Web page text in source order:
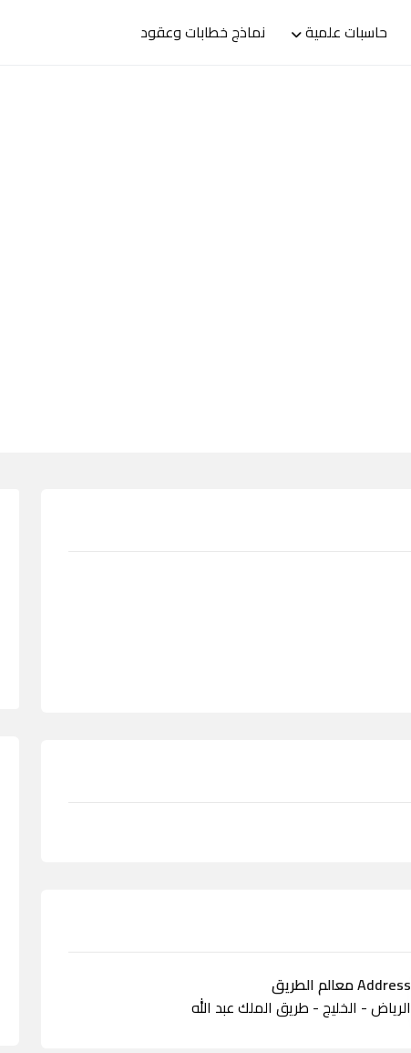
حاسبات علمية نماذج خطابات وعقود
Address معالم الطريق
الرياض - الخليج - طريق الملك عبد الله